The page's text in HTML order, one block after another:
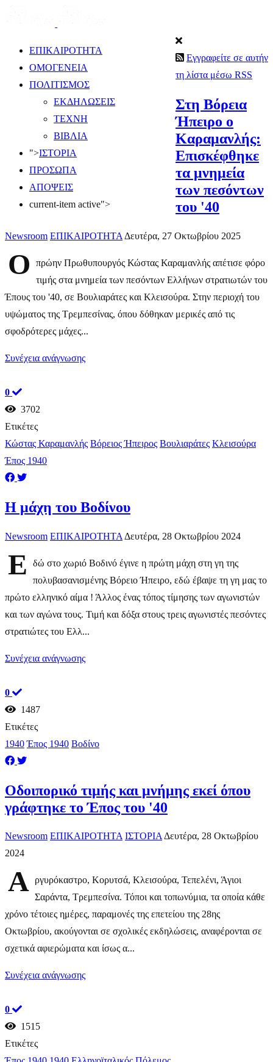
ΕΠΙΚΑΙΡΟΤΗΤΑ
ΟΜΟΓΕΝΕΙΑ
ΠΟΛΙΤΙΣΜΟΣ
ΕΚΔΗΛΩΣΕΙΣ
ΤΕΧΝΗ
ΒΙΒΛΙΑ
">ΙΣΤΟΡΙΑ
ΠΡΟΣΩΠΑ
ΑΠΟΨΕΙΣ
current-item active">
Εγγραφείτε σε αυτήν
τη λίστα μέσω RSS
Στη Βόρεια
Ήπειρο ο
Καραμανλής:
Επισκέφθηκε
τα μνημεία
των πεσόντων
του '40
Newsroom ΕΠΙΚΑΙΡΟΤΗΤΑ Δευτέρα, 27 Οκτωβρίου 2025
Ο
πρώην Πρωθυπουργός Κώστας Καραμανλής απέτισε φόρο
τιμής στα μνημεία των πεσόντων Ελλήνων στρατιωτών του
Έπους του '40, σε Βουλιαράτες και Κλεισούρα. Στην περιοχή του
υψώματος της Τρεμπεσίνας, όπου δόθηκαν μερικές από τις
σφοδρότερες μάχες...
Συνέχεια ανάγνωσης
0
3702
Ετικέτες
Κώστας Καραμανλής Βόρειος Ήπειρος Βουλιαράτες Κλεισούρα
Έπος 1940
Η μάχη του Βοδίνου
Newsroom ΕΠΙΚΑΙΡΟΤΗΤΑ Δευτέρα, 28 Οκτωβρίου 2024
Ε
δώ στο χωριό Βοδινό έγινε η πρώτη μάχη στη γη της
πολυβασανισμένης Βόρειο Ήπειρο, εδώ έβαψε τη γη μας το
πρώτο ελληνικό αίμα ! Άλλος ένας τόπος τίμησης των αγωνιστών
και των αγώνα τους. Τιμή και δόξα στους τρεις αγωνιστές πεσόντες
στρατιώτες του Ελλ...
Συνέχεια ανάγνωσης
0
1487
Ετικέτες
1940 Έπος 1940 Βοδίνο
Οδοιπορικό τιμής και μνήμης εκεί όπου
γράφτηκε το Έπος του '40
Newsroom ΕΠΙΚΑΙΡΟΤΗΤΑ ΙΣΤΟΡΙΑΔευτέρα, 28 Οκτωβρίου
2024
Α
ργυρόκαστρο, Κορυτσά, Κλεισούρα, Τεπελένι, Άγιοι
Σαράντα, Τρεμπεσίνα. Τόποι και τοπωνύμια, τα οποία κάθε
χρόνο τέτοιες ημέρες, παραμονές της επετείου της 28ης
Οκτωβρίου, ακούγονται σε σχολικές εκδηλώσεις, αναφέρονται σε
σχετικά αφιερώματα και ίσως α...
Συνέχεια ανάγνωσης
0
1515
Ετικέτες